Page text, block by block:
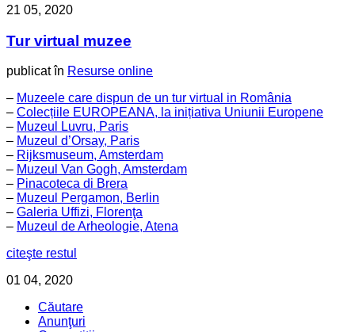
21 05, 2020
Tur virtual muzee
publicat în Resurse online
– Muzeele care dispun de un tur virtual in România
– Colecțiile EUROPEANA, la inițiativa Uniunii Europene
– Muzeul Luvru, Paris
– Muzeul d’Orsay, Paris
– Rijksmuseum, Amsterdam
– Muzeul Van Gogh, Amsterdam
– Pinacoteca di Brera
– Muzeul Pergamon, Berlin
– Galeria Uffizi, Florenţa
– Muzeul de Arheologie, Atena
citeşte restul
01 04, 2020
Căutare
Anunţuri